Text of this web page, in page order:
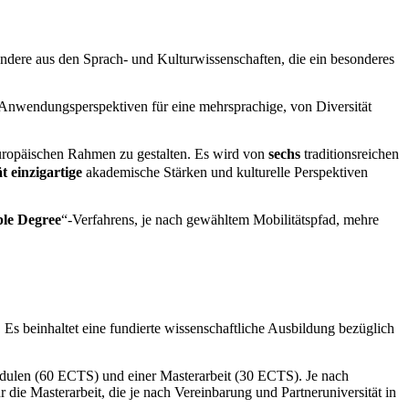
aus den Sprach- und Kulturwissenschaften, die ein besonderes
für eine mehrsprachige, von Diversität
Rahmen zu gestalten. Es wird von sechs traditionsreichen
einzigartige akademische Stärken und kulturelle Perspektiven
Degree“-Verfahrens, je nach gewähltem Mobilitätspfad, mehre
beinhaltet eine fundierte wissenschaftliche Ausbildung bezüglich
(60 ECTS) und einer Masterarbeit (30 ECTS). Je nach
Masterarbeit, die je nach Vereinbarung und Partneruniversität in